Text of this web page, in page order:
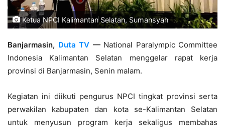
Ketua NPCI Kalimantan Selatan, Sumansyah
Banjarmasin, Duta TV —National Paralympic Committee
Indonesia Kalimantan Selatan menggelar rapat kerja
provinsi di Banjarmasin, Senin malam.
Kegiatan ini diikuti pengurus NPCI tingkat provinsi serta
perwakilan kabupaten dan kota se-Kalimantan Selatan
untuk menyusun program kerja sekaligus membahas